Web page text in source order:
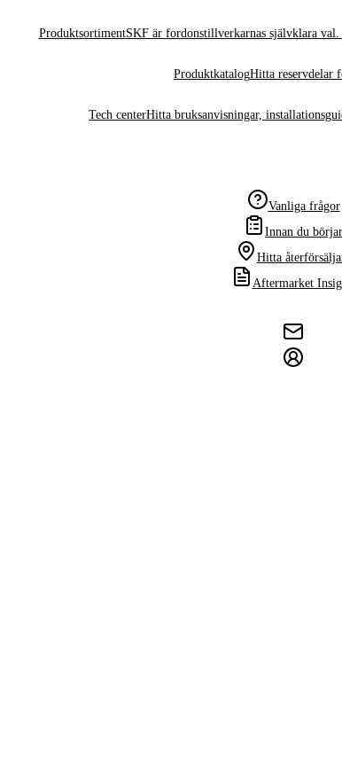
ProduktsortimentSKF är fordonstillverkarnas självklara val.
ProduktkatalogHitta reservdelar
Tech centerHitta bruksanvisningar,
Vanliga frågor
Innan du börjar
Hitta
Aftermarket